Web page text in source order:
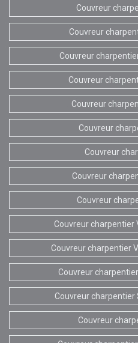
Couvreur
Couvreur
Couvreur
Couvreur
Couvreur
Couvreur
Couvreur
Couvreur
Couvreur
Couvreur charpentier
Couvreur charpentier
Couvreur
Couvreur charpentier
Couvreur